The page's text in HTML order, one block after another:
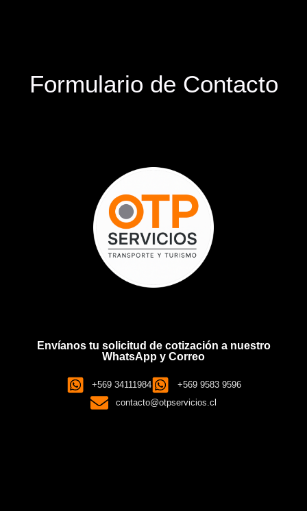
Formulario de Contacto
Envíanos tu solicitud de cotización a nuestro
WhatsApp y Correo
+569 34111984
+569 9583 9596
contacto@otpservicios.cl